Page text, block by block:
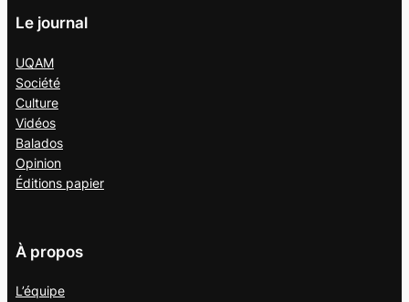
Le journal
UQAM
Société
Culture
Vidéos
Balados
Opinion
Éditions papier
À propos
L’équipe